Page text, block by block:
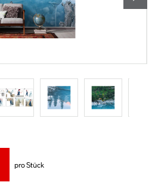
pro Stück